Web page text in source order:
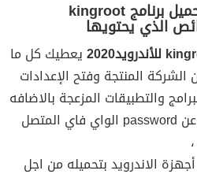
والان سنتعرف اكثر عن تحميل برنامج kingroot
الذي يحتويها
يعطيك كل ما
المنتجة وفتح الإعدادات
والتطبيقات المزعجة بالاضافه
الي انه يساعد في الكشف عن password الواي فاي المتصل
الاندرويد بتحميله من اجل